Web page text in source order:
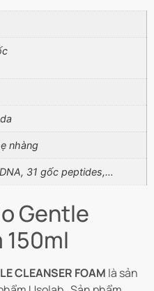
nhàng
31 gốc peptides,…
Gentle
150ml
CLEANSER FOAM là sản